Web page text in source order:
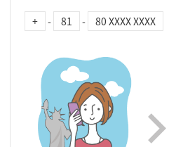
+ - 81 - 80 XXXX XXXX